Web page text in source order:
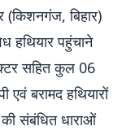
(किशनगंज, बिहार)
हथियार पहुंचाने
सहित कुल 06
एवं बरामद हथियारों
संबंधित धाराओं